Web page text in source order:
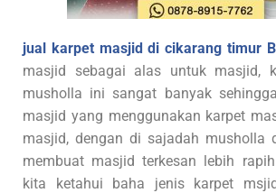
jual karpet masjid di cikarang timur
masjid sebagai alas untuk masjid,
musholla ini sangat banyak
masjid yang menggunakan karpet
masjid, dengan di sajadah musholla
membuat masjid terkesan lebih
kita ketahui baha jenis karpet